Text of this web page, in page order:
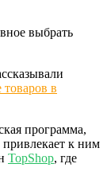
выбрать
товаров в
программа,
к ним
TopShop, где